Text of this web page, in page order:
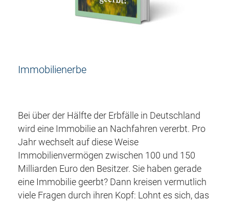
Immobilienerbe
Bei über der Hälfte der Erbfälle in Deutschland
wird eine Immobilie an Nachfahren vererbt. Pro
Jahr wechselt auf diese Weise
Immobilienvermögen zwischen 100 und 150
Milliarden Euro den Besitzer. Sie haben gerade
eine Immobilie geerbt? Dann kreisen vermutlich
viele Fragen durch ihren Kopf: Lohnt es sich, das